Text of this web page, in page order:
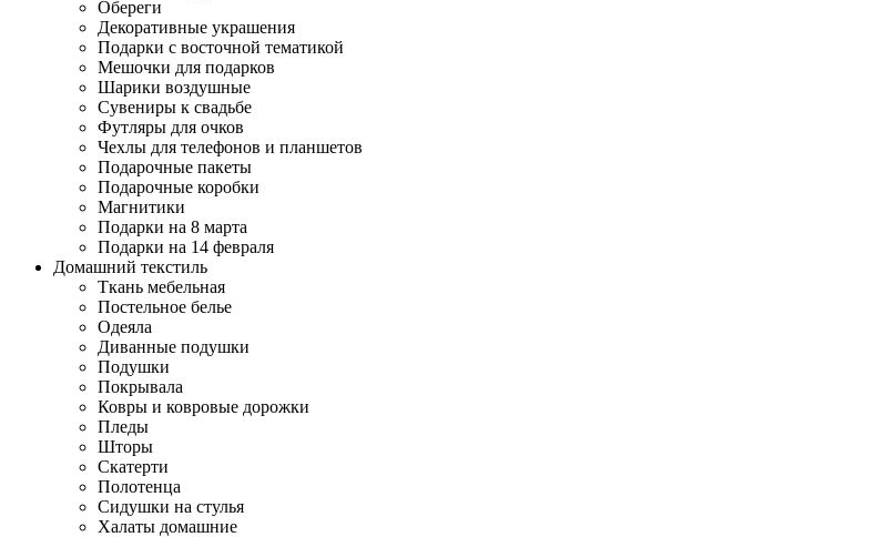
Обереги
Декоративные украшения
Подарки с восточной тематикой
Мешочки для подарков
Шарики воздушные
Сувениры к свадьбе
Футляры для очков
Чехлы для телефонов и планшетов
Подарочные пакеты
Подарочные коробки
Магнитики
Подарки на 8 марта
Подарки на 14 февраля
Домашний текстиль
Ткань мебельная
Постельное белье
Одеяла
Диванные подушки
Подушки
Покрывала
Ковры и ковровые дорожки
Пледы
Шторы
Скатерти
Полотенца
Сидушки на стулья
Халаты домашние